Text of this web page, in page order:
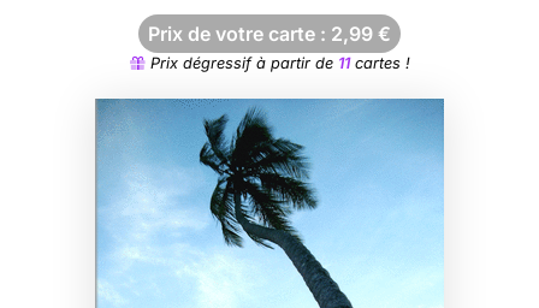
Prix de votre carte : 2,99 €
Prix dégressif à partir de 11cartes !